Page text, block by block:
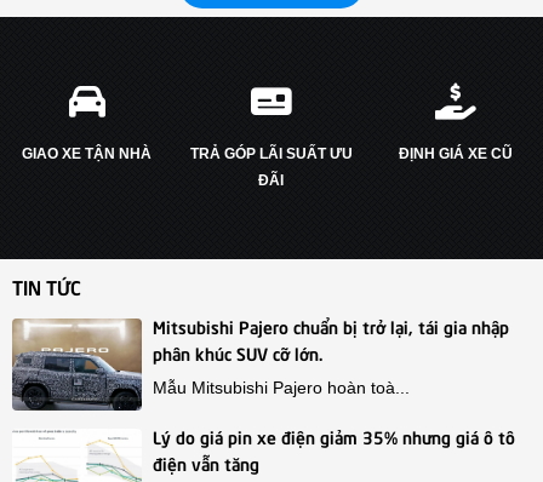
GIAO XE TẬN NHÀ
TRẢ GÓP LÃI SUẤT ƯU
ĐÃI
ĐỊNH GIÁ XE CŨ
TIN TỨC
Mitsubishi Pajero chuẩn bị trở lại, tái gia nhập
phân khúc SUV cỡ lớn.
Mẫu Mitsubishi Pajero hoàn toà...
Lý do giá pin xe điện giảm 35% nhưng giá ô tô
điện vẫn tăng